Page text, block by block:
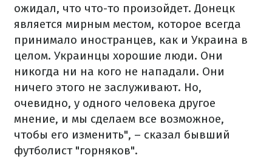
ожидал, что что-то произойдет. Донецк
является мирным местом, которое всегда
принимало иностранцев, как и Украина в
целом. Украинцы хорошие люди. Они
никогда ни на кого не нападали. Они
ничего этого не заслуживают. Но,
очевидно, у одного человека другое
мнение, и мы сделаем все возможное,
чтобы его изменить", – сказал бывший
футболист "горняков".